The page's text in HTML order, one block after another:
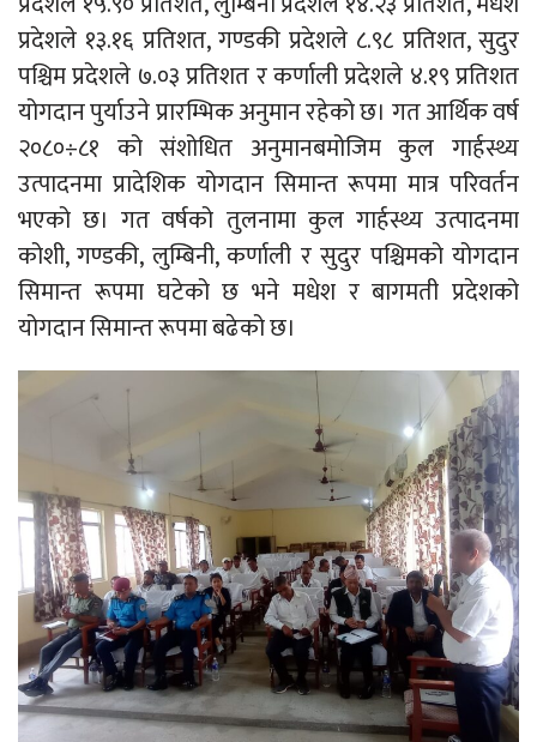
प्रदेशले १३.१६ प्रतिशत, गण्डकी प्रदेशले ८.९८ प्रतिशत, सुदुर
पश्चिम प्रदेशले ७.०३ प्रतिशत र कर्णाली प्रदेशले ४.१९ प्रतिशत
योगदान पुर्याउने प्रारम्भिक अनुमान रहेको छ। गत आर्थिक वर्ष
२०८०÷८१ को संशोधित अनुमानबमोजिम कुल गार्हस्थ्य
उत्पादनमा प्रादेशिक योगदान सिमान्त रूपमा मात्र परिवर्तन
भएको छ। गत वर्षको तुलनामा कुल गार्हस्थ्य उत्पादनमा
कोशी, गण्डकी, लुम्बिनी, कर्णाली र सुदुर पश्चिमको योगदान
सिमान्त रूपमा घटेको छ भने मधेश र बागमती प्रदेशको
योगदान सिमान्त रूपमा बढेको छ।